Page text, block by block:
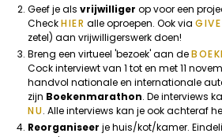
Geef je alsvrijwilliger op voor een
CheckHIER alle oproepen. Ook via
zetel) aan vrijwilligerswerk doen!
Breng een virtueel 'bezoek' aan de
Cock interviewt van 1 tot en met 11
handvol nationale en internationale
zijn Boekenmarathon. De interviews
NU. Alle interviews kan je ook achteraf
Reorganiseer je huis/kot/kamer.